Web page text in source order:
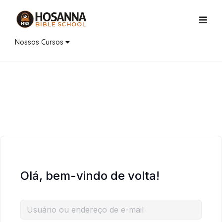
Nossos Cursos
Olá, bem-vindo de volta!